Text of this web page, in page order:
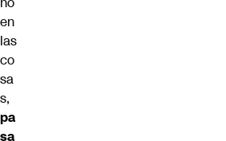
en
las
co
sa
s,
pa
sa